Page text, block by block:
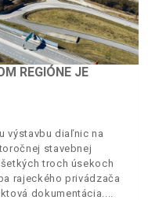
REGIÓNE JE
výstavbu diaľnic na
stavebnej
troch úsekoch
rajeckého privádzača
dokumentácia.